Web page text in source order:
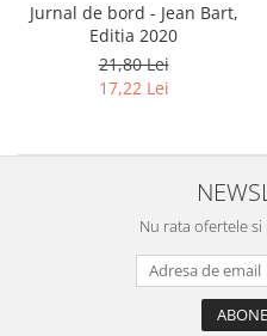
Jurnal de bord - Jean Bart,
Editia 2020
21,80 Lei
17,22 Lei
Nu rata ofertele